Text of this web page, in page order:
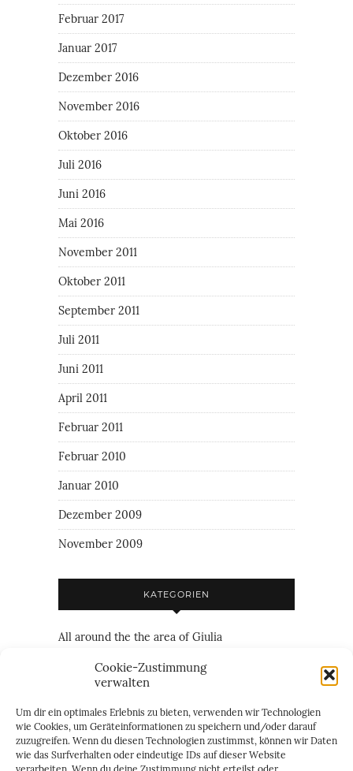
Cookie-Zustimmung
verwalten
Um dir ein optimales Erlebnis zu bieten, verwenden wir Technologien
wie Cookies, um Geräteinformationen zu speichern und/oder darauf
zuzugreifen. Wenn du diesen Technologien zustimmst, können wir Daten
wie das Surfverhalten oder eindeutige IDs auf dieser Website
Februar 2017
Januar 2017
Dezember 2016
November 2016
Oktober 2016
Juli 2016
Juni 2016
Mai 2016
November 2011
Oktober 2011
September 2011
Juli 2011
Juni 2011
April 2011
Februar 2011
Februar 2010
Januar 2010
Dezember 2009
November 2009
KATEGORIEN
All around the the area of Giulia
Just everything
Just personal